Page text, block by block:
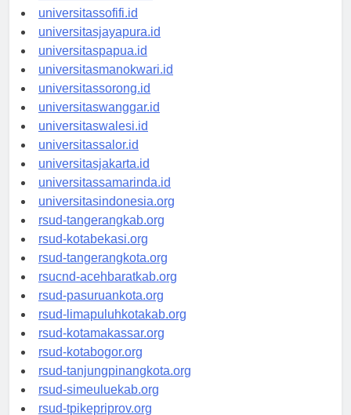
universitasmaluku.id
universitassofifi.id
universitasjayapura.id
universitaspapua.id
universitasmanokwari.id
universitassorong.id
universitaswanggar.id
universitaswalesi.id
universitassalor.id
universitasjakarta.id
universitassamarinda.id
universitasindonesia.org
rsud-tangerangkab.org
rsud-kotabekasi.org
rsud-tangerangkota.org
rsucnd-acehbaratkab.org
rsud-pasuruankota.org
rsud-limapuluhkotakab.org
rsud-kotamakassar.org
rsud-kotabogor.org
rsud-tanjungpinangkota.org
rsud-simeuluekab.org